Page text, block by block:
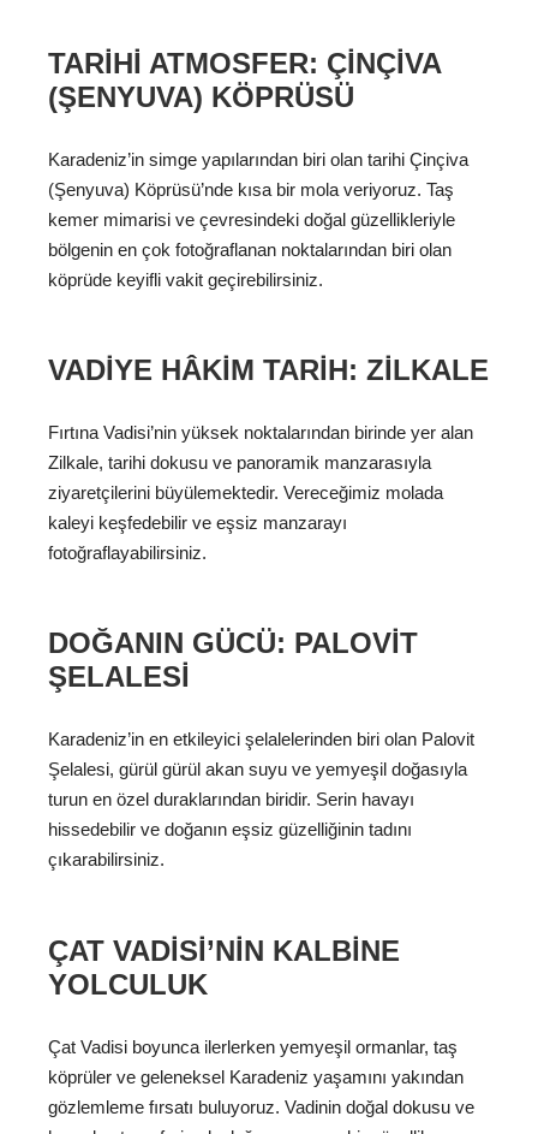
TARIHI ATMOSFER: ÇINÇIVA
(ŞENYUVA) KÖPRÜSÜ
Karadeniz’in simge yapılarından biri olan tarihi Çinçiva
(Şenyuva) Köprüsü’nde kısa bir mola veriyoruz. Taş
kemer mimarisi ve çevresindeki doğal güzellikleriyle
bölgenin en çok fotoğraflanan noktalarından biri olan
köprüde keyifli vakit geçirebilirsiniz.
VADIYE HÂKIM TARIH: ZILKALE
Fırtına Vadisi’nin yüksek noktalarından birinde yer alan
Zilkale, tarihi dokusu ve panoramik manzarasıyla
ziyaretçilerini büyülemektedir. Vereceğimiz molada
kaleyi keşfedebilir ve eşsiz manzarayı
fotoğraflayabilirsiniz.
DOĞANIN GÜCÜ: PALOVIT
ŞELALESI
Karadeniz’in en etkileyici şelalelerinden biri olan Palovit
Şelalesi, gürül gürül akan suyu ve yemyeşil doğasıyla
turun en özel duraklarından biridir. Serin havayı
hissedebilir ve doğanın eşsiz güzelliğinin tadını
çıkarabilirsiniz.
ÇAT VADISI’NIN KALBINE
YOLCULUK
Çat Vadisi boyunca ilerlerken yemyeşil ormanlar, taş
köprüler ve geleneksel Karadeniz yaşamını yakından
gözlemleme fırsatı buluyoruz. Vadinin doğal dokusu ve